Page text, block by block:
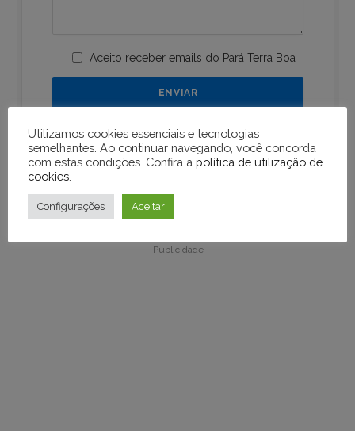
Aceito receber emails do Pará Terra Boa
Publicidade
Publicidade
Utilizamos cookies essenciais e tecnologias
semelhantes. Ao continuar navegando, você concorda
com estas condições. Confira a política de utilização de
cookies
Configurações Aceitar